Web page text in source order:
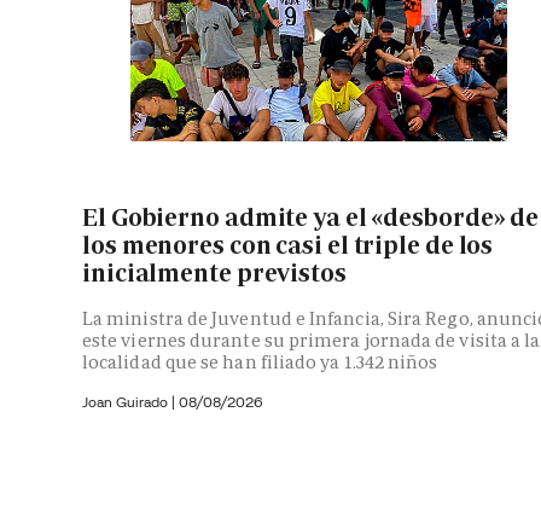
El Gobierno admite ya el «desborde» de
los menores con casi el triple de los
inicialmente previstos
La ministra de Juventud e Infancia, Sira Rego,
este viernes durante su primera jornada de visita a la
localidad que se han filiado ya 1.342 niños
Joan Guirado | 08/08/2026